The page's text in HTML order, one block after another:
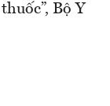
Bộ Y